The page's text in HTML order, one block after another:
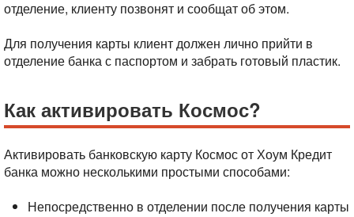
отделение, клиенту позвонят и сообщат об этом.
Для получения карты клиент должен лично прийти в
отделение банка с паспортом и забрать готовый пластик.
Как активировать Космос?
Активировать банковскую карту Космос от Хоум Кредит
банка можно несколькими простыми способами:
Непосредственно в отделении после получения карты